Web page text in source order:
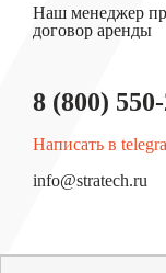
Наш менеджер
договор аренды
8 (800)
Написать в
info@stratech.ru